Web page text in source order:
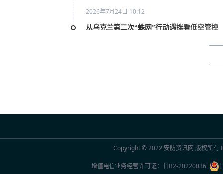
2026年7月24日 10:12
从乌克兰第二次“蛛网”行动遇挫看低空管控
联合国官员点赞中国“人工智能+”行动：期
2026年7月20日 10:29
Copyright © 2022 安防资讯网 版权所有
增值电信业务经营许可证： 甘B2-20220036